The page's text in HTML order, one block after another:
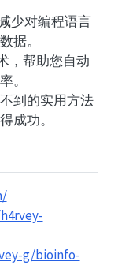
少对编程语言
据。
，帮助您自动
。
到的实用方法
成功。
g/bioinfo-